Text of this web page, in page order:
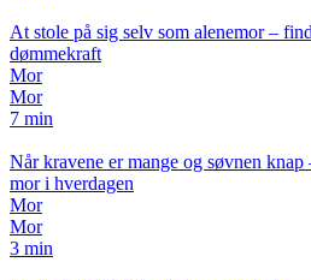
At stole på sig selv som alenemor –
dømmekraft
Mor
Mor
7 min
Når kravene er mange og søvnen
mor i hverdagen
Mor
Mor
3 min